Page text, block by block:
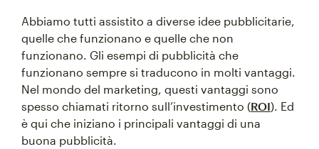
Abbiamo tutti assistito a diverse idee pubblicitarie,
quelle che funzionano e quelle che non
funzionano. Gli esempi di pubblicità che
funzionano sempre si traducono in molti vantaggi.
Nel mondo del marketing, questi vantaggi sono
spesso chiamati ritorno sull’investimento (ROI). Ed
è qui che iniziano i principali vantaggi di una
buona pubblicità.